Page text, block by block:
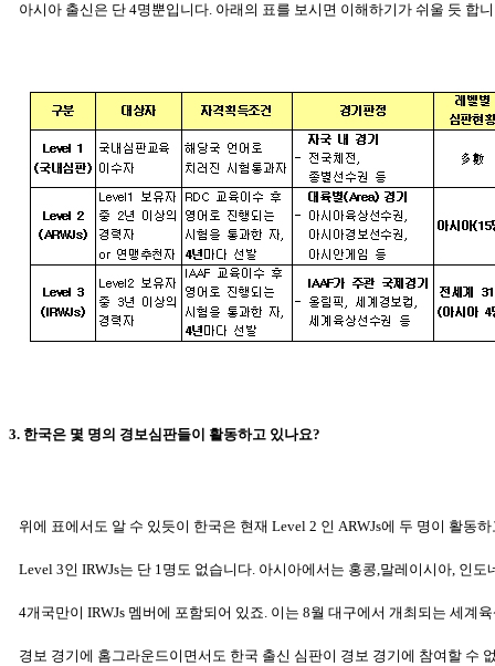
아시아 출신은 단 4명뿐입니다. 아래의 표를 보시면 이해하기가 쉬울 듯 합
3. 한국은 몇 명의 경보심판들이 활동하고 있나요?
위에 표에서도 알 수 있듯이 한국은 현재 Level 2 인 ARWJs에 두 명이 활동
Level 3인 IRWJs는 단 1명도 없습니다. 아시아에서는 홍콩,말레이시아, 인도
4개국만이 IRWJs 멤버에 포함되어 있죠. 이는 8월 대구에서 개최 되는 세계
경보 경기에 홈그라운드이면서도 한국 출신 심판이 경보 경기에 참여할 수